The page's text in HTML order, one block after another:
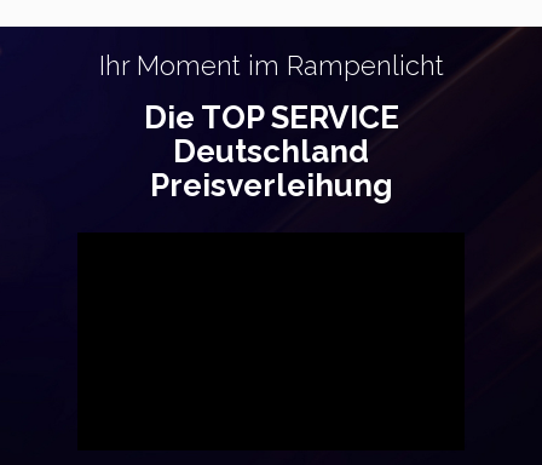
Die TOP SERVICE
Deutschland
Preisverleihung
Ihr Moment im Rampenlicht